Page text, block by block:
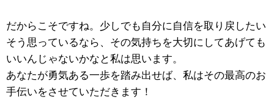
だからこそですね。少しでも自分に自信を取り戻したい
そう思っているなら、その気持ちを大切にしてあげても
いいんじゃないかなと私は思います。
あなたが勇気ある一歩を踏み出せば、私はその最高のお
手伝いをさせていただきます！